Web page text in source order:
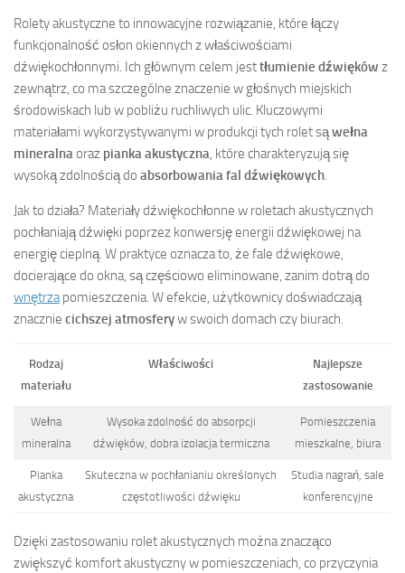
Rolety akustyczne to innowacyjne rozwiązanie, które łączy
funkcjonalność osłon okiennych z właściwościami
dźwiękochłonnymi. Ich głównym celem jesttłumienie dźwięków z
zewnątrz, co ma szczególne znaczenie w głośnych miejskich
środowiskach lub w pobliżu ruchliwych ulic. Kluczowymi
materiałami wykorzystywanymi w produkcji tych rolet sąwełna
mineralnaoraz pianka akustyczna, które charakteryzują się
wysoką zdolnością do absorbowania fal dźwiękowych.
Jak to działa? Materiały dźwiękochłonne w roletach akustycznych
pochłaniają dźwięki poprzez konwersję energii dźwiękowej na
energię cieplną. W praktyce oznacza to, że fale dźwiękowe,
docierające do okna, są częściowo eliminowane, zanim dotrą do
wnętrzapomieszczenia. W efekcie, użytkownicy doświadczają
znacznie cichszej atmosferyw swoich domach czy biurach.
Rodzaj
materiału
Właściwości
Najlepsze
zastosowanie
Wełna
mineralna
Wysoka zdolność do absorpcji
dźwięków, dobra izolacja termiczna
Pomieszczenia
mieszkalne, biura
Pianka
akustyczna
Skuteczna w pochłanianiu określonych
częstotliwości dźwięku
Studia nagrań, sale
konferencyjne
Dzięki zastosowaniu rolet akustycznych można znacząco
zwiększyć komfort akustyczny w pomieszczeniach, co przyczynia